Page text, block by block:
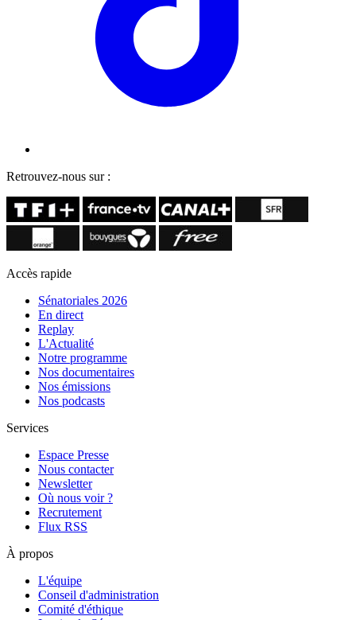
Retrouvez-nous sur :
Accès rapide
Sénatoriales 2026
En direct
Replay
L'Actualité
Notre programme
Nos documentaires
Nos émissions
Nos podcasts
Services
Espace Presse
Nous contacter
Newsletter
Où nous voir ?
Recrutement
Flux RSS
À propos
L'équipe
Conseil d'administration
Comité d'éthique